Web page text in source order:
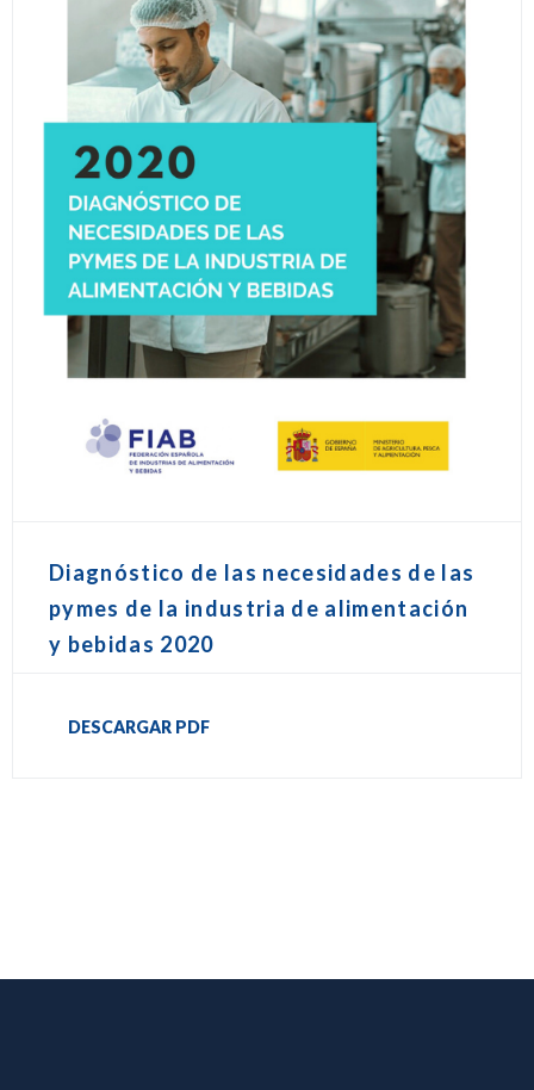
Diagnóstico de las necesidades de las
pymes de la industria de alimentación
y bebidas 2020
DESCARGAR PDF